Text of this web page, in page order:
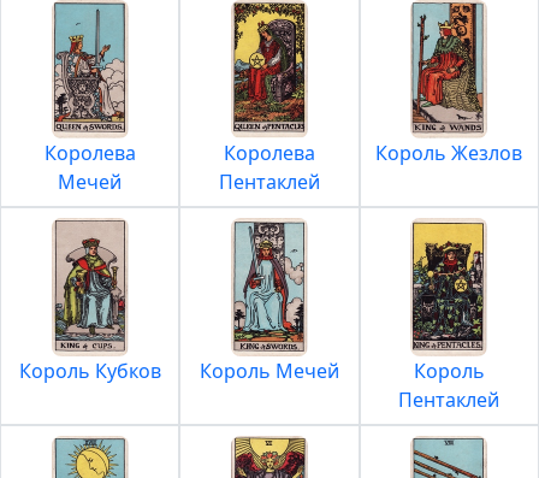
Королева
Мечей
Королева
Пентаклей
Король Жезлов
Король Кубков Король Мечей
Король
Пентаклей